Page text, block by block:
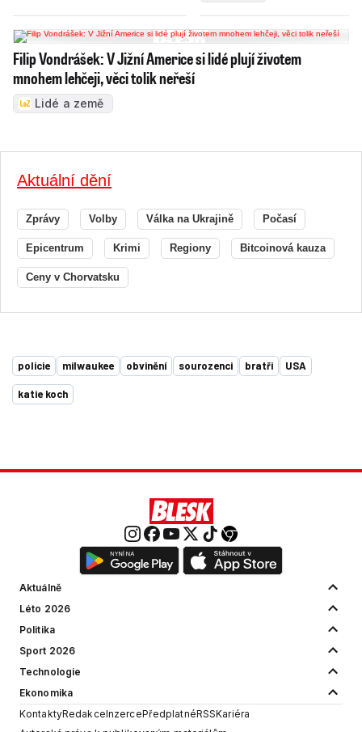
Filip Vondrášek: V Jižní Americe si lidé plují životem
mnohem lehčeji, věci tolik neřeší
Lidé a země
Aktuální dění
Zprávy Volby Válka na Ukrajině Počasí
Epicentrum Krimi Regiony Bitcoinová kauza
Ceny v Chorvatsku
policie milwaukee obvinění sourozenci bratři USA
katie koch
Aktuálně
Léto 2026
Politika
Sport 2026
Technologie
Ekonomika
KontaktyRedakceInzercePředplatnéRSSKariéra